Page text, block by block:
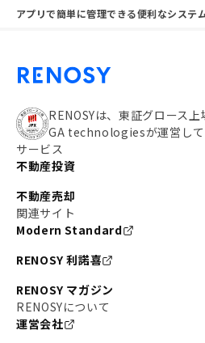
アプリで簡単に管理できる便利なシステ
RENOSYは、東証グロース上
GA technologiesが運営して
サービス
不動産投資
不動産売却
関連サイト
Modern Standard
RENOSY 利諾喜
RENOSY マガジン
RENOSYについて
運営会社